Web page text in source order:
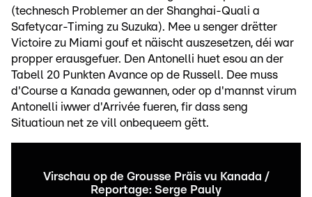
(technesch Problemer an der Shanghai-Quali a
Safetycar-Timing zu Suzuka). Mee u senger drëtter
Victoire zu Miami gouf et näischt auszesetzen, déi war
propper erausgefuer. Den Antonelli huet esou an der
Tabell 20 Punkten Avance op de Russell. Dee muss
d'Course a Kanada gewannen, oder op d'mannst virum
Antonelli iwwer d'Arrivée fueren, fir dass seng
Situatioun net ze vill onbequeem gëtt.
Virschau op de Grousse Präis vu Kanada /
Reportage: Serge Pauly